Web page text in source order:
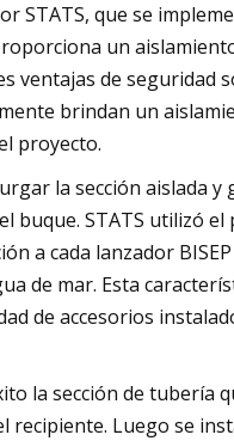
STATS, que se
un
ventajas de
brindan un
proyecto.
la sección aislada
buque. STATS utilizó
a cada lanzador
de mar. Esta
de accesorios
la sección de tubería
recipiente. Luego se